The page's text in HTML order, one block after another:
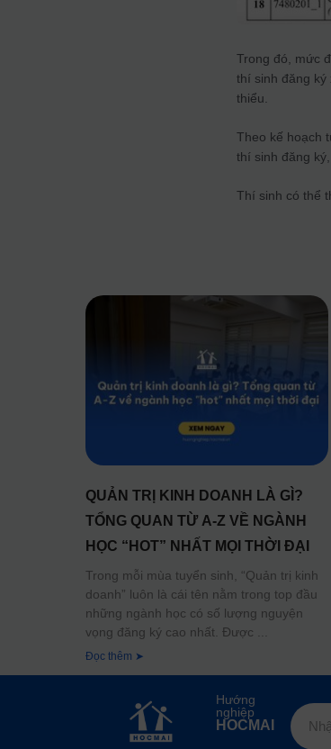
Trong đó, mức
thí sinh đăng ký
thiểu.
Theo kế hoạch
thí sinh đăng
Thí sinh có thể
QUẢN TRỊ KINH DOANH LÀ GÌ?
TỔNG QUAN TỪ A-Z VỀ NGÀNH
HỌC “HOT” NHẤT MỌI THỜI ĐẠI
Trong mỗi mùa tuyển sinh, “Quản trị kinh
doanh” luôn là cái tên nằm trong top đầu
những ngành học có số lượng nguyện
vọng đăng ký cao nhất. Được
Đọc thêm ➤
Hướng
nghiệp
HOCMAI